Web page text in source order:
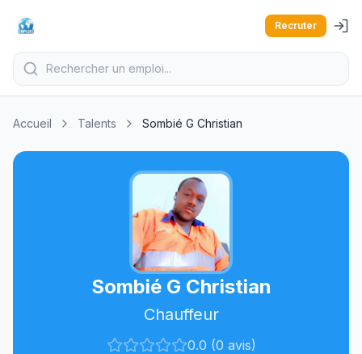
Recruter
Accueil Talents Sombié G Christian
Sombié G Christian
Chauffeur
0.0 (0 avis)